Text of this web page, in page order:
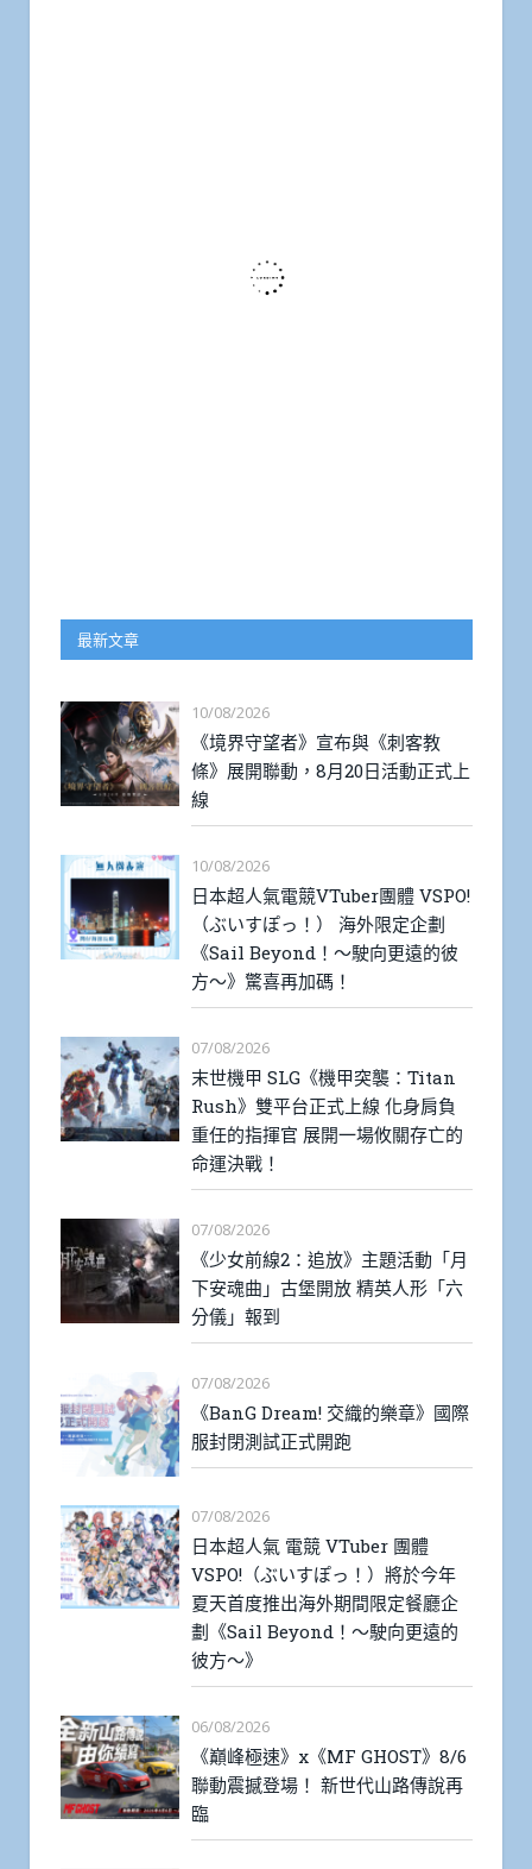
最新文章
10/08/2026
《境界守望者》宣布與《刺客教
條》展開聯動，8月20日活動正式上
線
10/08/2026
日本超人氣電競VTuber團體 VSPO!
（ぶいすぽっ！） 海外限定企劃
《Sail Beyond！～駛向更遠的彼
方～》驚喜再加碼！
07/08/2026
末世機甲 SLG《機甲突襲：Titan
Rush》雙平台正式上線 化身肩負
重任的指揮官 展開一場攸關存亡的
命運決戰！
07/08/2026
《少女前線2：追放》主題活動「月
下安魂曲」古堡開放 精英人形「六
分儀」報到
07/08/2026
《BanG Dream! 交織的樂章》國際
服封閉測試正式開跑
07/08/2026
日本超人氣 電競 VTuber 團體
VSPO!（ぶいすぽっ！）將於今年
夏天首度推出海外期間限定餐廳企
劃《Sail Beyond！～駛向更遠的
彼方～》
06/08/2026
《巔峰極速》x《MF GHOST》8/6
聯動震撼登場！ 新世代山路傳說再
臨